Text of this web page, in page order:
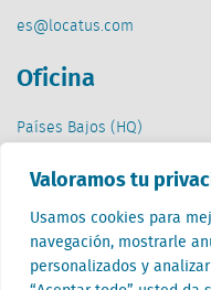
Valoramos tu
Usamos cookies para
navegación, mostrarle
personalizados y
es@locatus.com
Oficina
Países Bajos (HQ)
Stationsplein 32